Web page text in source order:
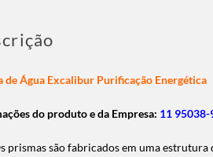
de Água Excalibur Purificação Energética
do produto e da Empresa: 11 95038-
prismas são fabricados em uma